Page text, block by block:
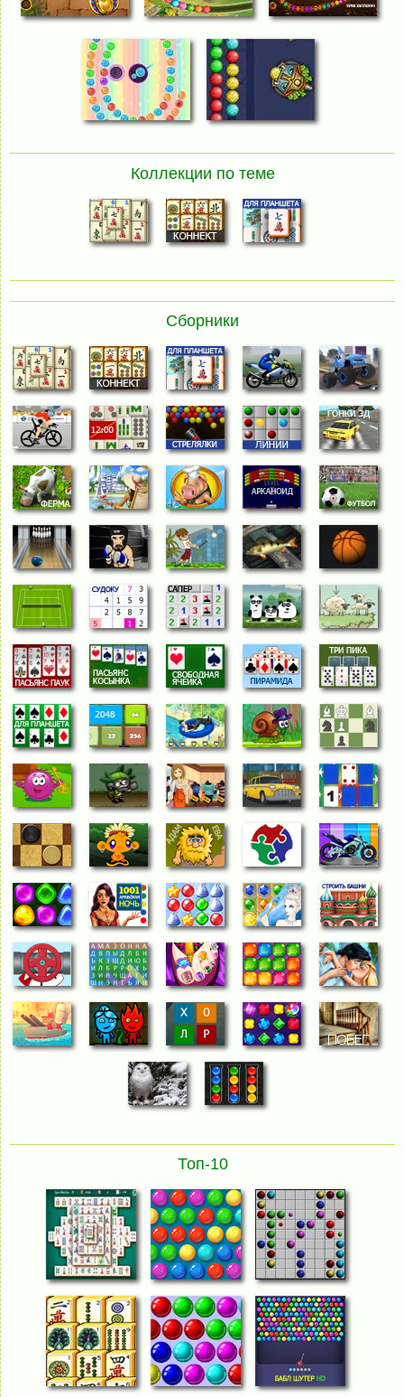
Коллекции по теме
Сборники
Топ-10